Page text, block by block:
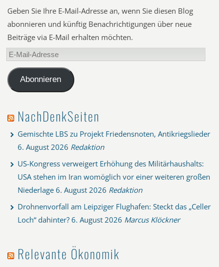
Geben Sie Ihre E-Mail-Adresse an, wenn Sie diesen Blog
abonnieren und künftig Benachrichtigungen über neue
Beiträge via E-Mail erhalten möchten.
E-
Mail-
AdresseAbonnieren
NachDenkSeiten
Gemischte LBS zu Projekt Friedensnoten, Antikriegslieder
6. August 2026 Redaktion
US-Kongress verweigert Erhöhung des Militärhaushalts:
USA stehen im Iran womöglich vor einer weiteren großen
Niederlage 6. August 2026 Redaktion
Drohnenvorfall am Leipziger Flughafen: Steckt das „Celler
Loch“ dahinter? 6. August 2026 Marcus Klöckner
Relevante Ökonomik